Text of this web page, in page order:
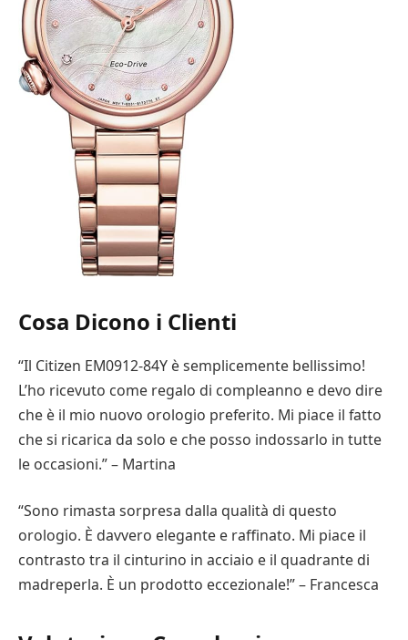
Cosa Dicono i Clienti
“Il Citizen EM0912-84Y è semplicemente bellissimo!
L’ho ricevuto come regalo di compleanno e devo dire
che è il mio nuovo orologio preferito. Mi piace il fatto
che si ricarica da solo e che posso indossarlo in tutte
le occasioni.” – Martina
“Sono rimasta sorpresa dalla qualità di questo
orologio. È davvero elegante e raffinato. Mi piace il
contrasto tra il cinturino in acciaio e il quadrante di
madreperla. È un prodotto eccezionale!” – Francesca